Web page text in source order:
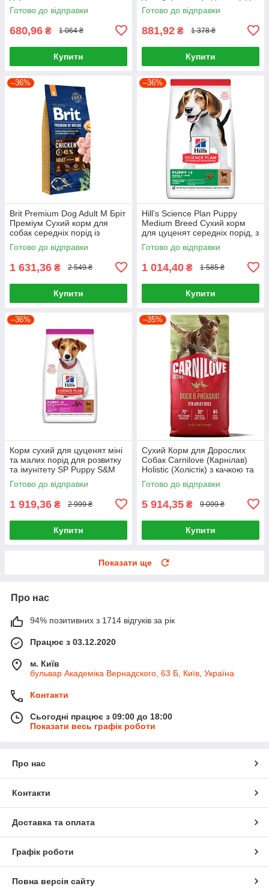
порід Хіллс 1.5 кг. з ягням
Готово до відправки
680,96 ₴ 1 064 ₴
Купити
куркою, 2,5 кг
Готово до відправки
881,92 ₴ 1 378 ₴
Купити
–36%
Brit Premium Dog Adult M Бріт
Преміум Сухий корм для
собак середніх порід із
куркою 15 кг
Готово до відправки
1 631,36 ₴ 2 549 ₴
Купити
–36%
Hill’s Science Plan Puppy
Medium Breed Сухий корм
для цуценят середніх порід, з
ягням і рисом, 2,5 кг
Готово до відправки
1 014,40 ₴ 1 585 ₴
Купити
–36%
Корм сухий для цуценят міні
та малих порід для розвитку
та імунітету SP Puppy S&M
L&R 6кг, Ягня та рис
Готово до відправки
1 919,36 ₴ 2 999 ₴
Купити
–35%
Сухий Корм для Дорослих
Собак Carnilove (Карнілав)
Holistic (Холістік) з качкою та
фазаном 12 кг
Готово до відправки
5 914,35 ₴ 9 099 ₴
Купити
Показати ще
Про нас
94% позитивних з 1714 відгуків за рік
Працює з 03.12.2020
м. Київ
бульвар Академіка Вернадского, 63 Б, Київ, Україна
Контакти
Сьогодні працює з 09:00 до 18:00
Показати весь графік роботи
Про нас
Контакти
Доставка та оплата
Графік роботи
Повна версія сайту